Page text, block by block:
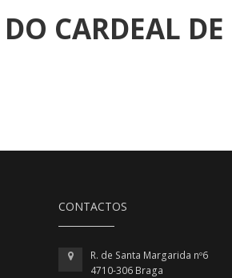
CARDEAL DE
CONTACTOS
R. de Santa Margarida nº6
4710-306 Braga